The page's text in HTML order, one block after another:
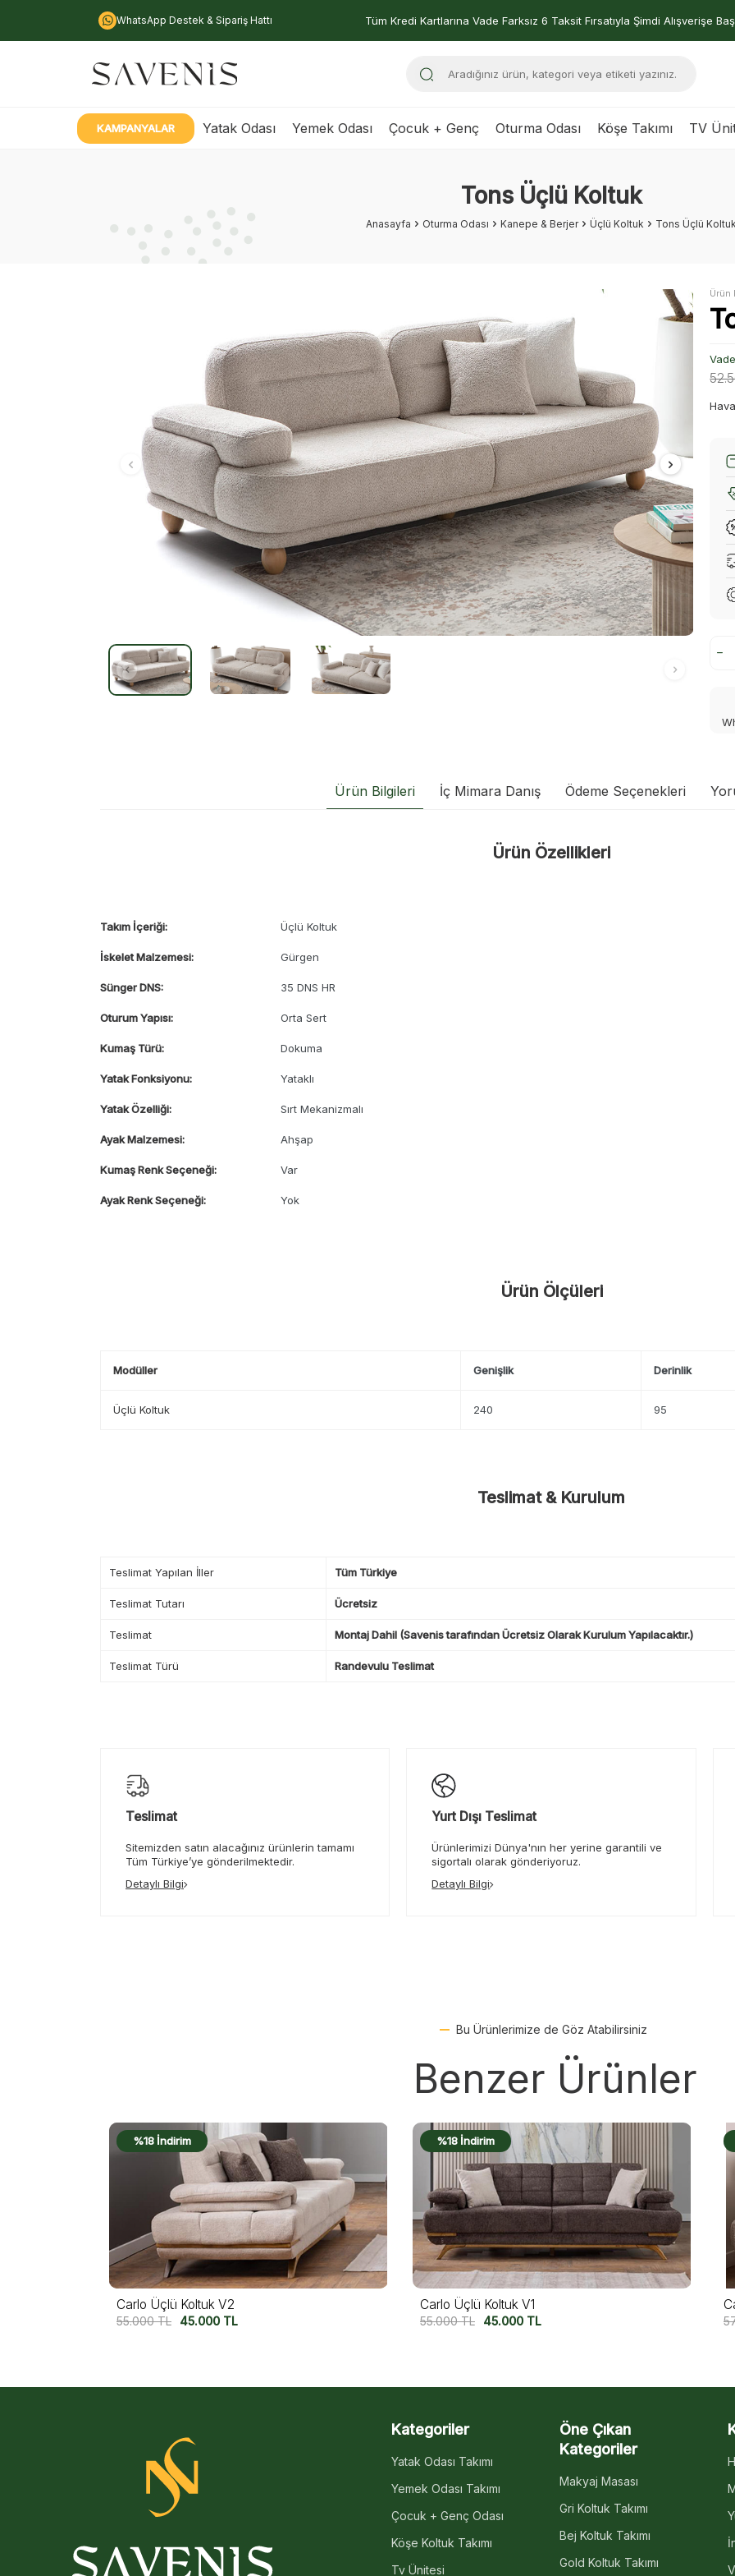
WhatsApp Destek & Sipariş Hattı Tüm Kredi Kartlarına Vade Farksız 6 Taksit Fırsatıyla Şimdi Alışverişe
KAMPANYALAR Yatak Odası Yemek Odası Çocuk + Genç Oturma Odası Köşe Takımı TV
Tons Üçlü Koltuk
Anasayfa Oturma Odası Kanepe & Berjer Üçlü Koltuk Tons Üçlü Koltuk
Ürün
Ürün Bilgileri İç Mimara Danış Ödeme Seçenekleri
Ürün Özellikleri
Takım İçeriği: Üçlü Koltuk
İskelet Malzemesi: Gürgen
Sünger DNS: 35 DNS HR
Oturum Yapısı: Orta Sert
Kumaş Türü: Dokuma
Yatak Fonksiyonu: Yataklı
Yatak Özelliği: Sırt Mekanizmalı
Ayak Malzemesi: Ahşap
Kumaş Renk Seçeneği: Var
Ayak Renk Seçeneği: Yok
Ürün Ölçüleri
Modüller Genişlik Derinlik
Üçlü Koltuk 240 95
Teslimat & Kurulum
Teslimat Yapılan İller Tüm Türkiye
Teslimat Tutarı Ücretsiz
Teslimat Montaj Dahil (Savenis tarafından Ücretsiz Olarak Kurulum Yapılacaktır.)
Teslimat Türü Randevulu Teslimat
Teslimat
Sitemizden satın alacağınız ürünlerin tamamı
Tüm Türkiye’ye gönderilmektedir.
Detaylı Bilgi
Yurt Dışı Teslimat
Ürünlerimizi Dünya'nın her yerine garantili ve
sigortalı olarak gönderiyoruz.
Detaylı Bilgi
Bu Ürünlerimize de Göz Atabilirsiniz
Benzer Ürünler
%18 İndirim
Carlo Üçlü Koltuk V1
55.000TL 45.000 TL
%17 İndirim
Capri Üçlü Koltuk
57.500TL 47.500TL
Kategoriler
Yatak Odası Takımı
Yemek Odası Takımı
Çocuk + Genç Odası
Köşe Koltuk Takımı
Tv Ünitesi
Öne Çıkan
Kategoriler
Makyaj Masası
Gri Koltuk Takımı
Bej Koltuk Takımı
Gold Koltuk Takımı